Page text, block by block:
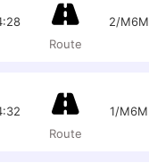
Route
2/M6M
Route
1/M6M